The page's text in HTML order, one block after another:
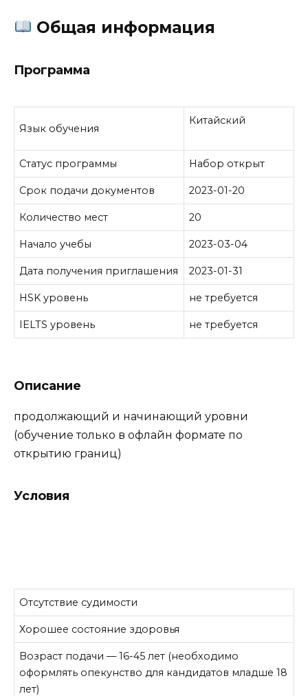
Общая информация
Программа
Язык обучения
Китайский
Статус программы Набор открыт
Срок подачи документов 2023-01-20
Количество мест 20
Начало учебы 2023-03-04
Дата получения приглашения 2023-01-31
HSK уровень не требуется
IELTS уровень не требуется
Описание
продолжающий и начинающий уровни
(обучение только в офлайн формате по
открытию границ)
Условия
Отсутствие судимости
Хорошее состояние здоровья
Возраст подачи — 16-45 лет (необходимо
оформлять опекунство для кандидатов младше 18
лет)